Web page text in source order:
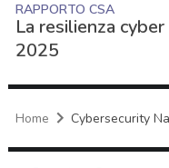
RAPPORTO CSA
La resilienza
2025
Home Cybersecurity